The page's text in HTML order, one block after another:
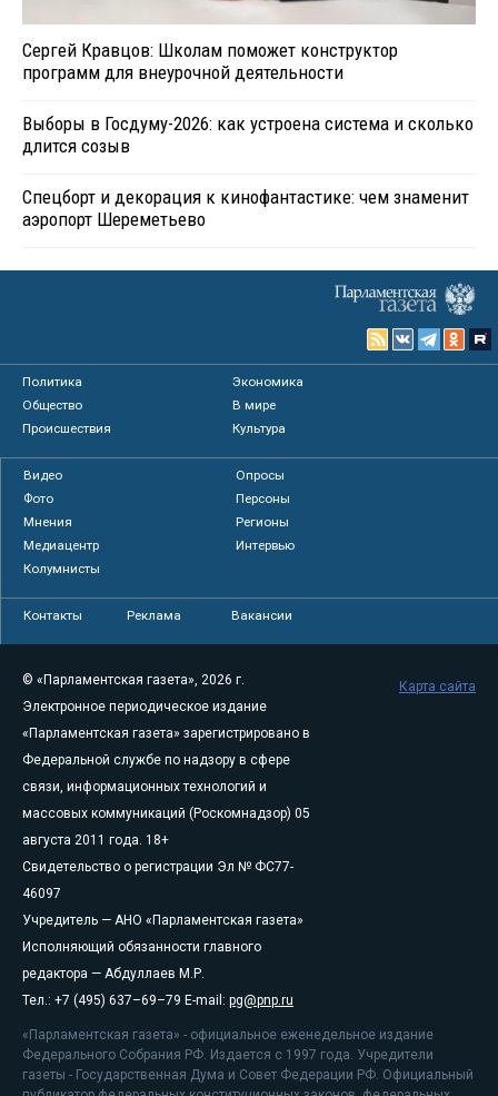
Сергей Кравцов: Школам поможет конструктор
программ для внеурочной деятельности
Выборы в Госдуму-2026: как устроена система и сколько
длится созыв
Спецборт и декорация к кинофантастике: чем знаменит
аэропорт Шереметьево
Политика
Экономика
Общество
В мире
Происшествия
Культура
Видео
Опросы
Фото
Персоны
Мнения
Регионы
Медиацентр
Интервью
Колумнисты
Контакты Реклама Вакансии
© «Парламентская газета», 2026 г.
Электронное периодическое издание
«Парламентская газета» зарегистрировано в
Федеральной службе по надзору в сфере
связи, информационных технологий и
массовых коммуникаций (Роскомнадзор) 05
августа 2011 года. 18+
Свидетельство о регистрации Эл № ФС77-
46097
Учредитель — АНО «Парламентская газета»
Исполняющий обязанности главного
редактора — Абдуллаев М.Р.
Тел.: +7 (495) 637–69–79 E-mail: pg@pnp.ru
«Парламентская газета» - официальное еженедельное издание
Федерального Собрания РФ. Издается с 1997 года. Учредители
газеты - Государственная Дума и Совет Федерации РФ. Официальный
Карта сайта